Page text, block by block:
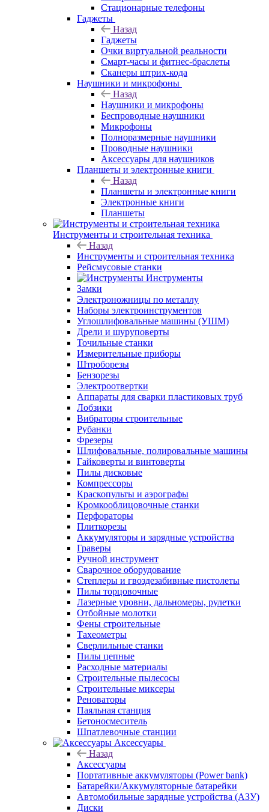
Стационарные телефоны
Гаджеты
Назад
Гаджеты
Очки виртуальной реальности
Смарт-часы и фитнес-браслеты
Сканеры штрих-кода
Наушники и микрофоны
Назад
Наушники и микрофоны
Беспроводные наушники
Микрофоны
Полноразмерные наушники
Проводные наушники
Аксессуары для наушников
Планшеты и электронные книги
Назад
Планшеты и электронные книги
Электронные книги
Планшеты
Инструменты и строительная техника
Назад
Инструменты и строительная техника
Рейсмусовые станки
Инструменты
Замки
Электроножницы по металлу
Наборы электроинструментов
Углошлифовальные машины (УШМ)
Дрели и шуруповерты
Точильные станки
Измерительные приборы
Штроборезы
Бензорезы
Электроотвертки
Аппараты для сварки пластиковых труб
Лобзики
Вибраторы строительные
Рубанки
Фрезеры
Шлифовальные, полировальные машины
Гайковерты и винтоверты
Пилы дисковые
Компрессоры
Краскопульты и аэрографы
Кромкооблицовочные станки
Перфораторы
Плиткорезы
Аккумуляторы и зарядные устройства
Граверы
Ручной инструмент
Сварочное оборудование
Степлеры и гвоздезабивные пистолеты
Пилы торцовочные
Лазерные уровни, дальномеры, рулетки
Отбойные молотки
Фены строительные
Тахеометры
Сверлильные станки
Пилы цепные
Расходные материалы
Строительные пылесосы
Строительные миксеры
Реноваторы
Паяльная станция
Бетоносмеситель
Шпатлевочные станции
Аксессуары
Назад
Аксессуары
Портативные аккумуляторы (Power bank)
Батарейки/Аккумуляторные батарейки
Автомобильные зарядные устройства (АЗУ)
Диски